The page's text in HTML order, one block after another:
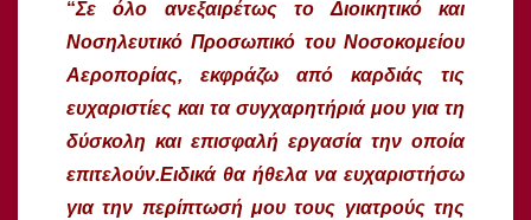
“Σε όλο ανεξαιρέτως το Διοικητικό και
Νοσηλευτικό Προσωπικό του Νοσοκομείου
Αεροπορίας, εκφράζω από καρδιάς τις
ευχαριστίες και τα συγχαρητήριά μου για τη
δύσκολη και επισφαλή εργασία την οποία
επιτελούν.Ειδικά θα ήθελα να ευχαριστήσω
για την περίπτωσή μου τους γιατρούς της